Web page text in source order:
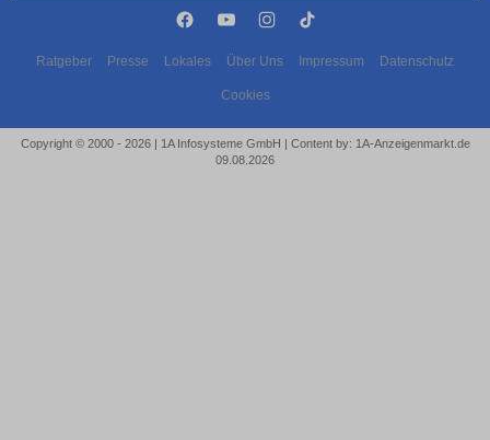
Ratgeber Presse Lokales Über Uns Impressum Datenschutz
Cookies
Copyright © 2000 - 2026 | 1A Infosysteme GmbH | Content by: 1A-Anzeigenmarkt.de
09.08.2026